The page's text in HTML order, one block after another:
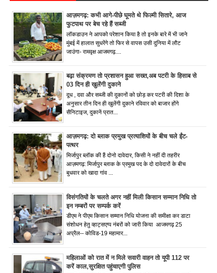
आज़मगढ़: कभी आगे-पीछे घूमते थे फिल्मी सितारे, आज
फुटपाथ पर बेच रहे हैं सब्जी
लॉकडाउन ने आपको परेशान किया है तो इनके बारे में भी जाने
मुंबई में हालात सुधरेंगे तो फिर से वापस उसी दुनिया में लौट
जाउंगा- रामवृक्ष आजमगढ़....
बढ़ा संक्रमण तो प्रशासन हुआ सख्त,अब पटरी के हिसाब से
03 दिन ही खुलेंगी दुकाने
दूध , दवा और सब्जी की दुकानों को छोड़ कर पटरी की दिशा के
अनुसार तीन दिन ही खुलेंगी दुकाने रविवार को बाजार होंगे
सैनिटाइज, दुकानें प्रात...
आज़मगढ़: दो ब्लाक प्रमुख प्रत्याशियों के बीच चले ईंट-
पत्थर
मिर्जापुर ब्लॉक की हैं दोनो दावेदार, किसी ने नहीं दी तहरीर
आज़मगढ़: मिर्जापुर ब्लाक के प्रमुख पद के दो दावेदारों के बीच
बुधवार को खादा गांव ...
विसंगतियों के चलते अगर नहीं मिली किसान सम्मान निधि तो
इन नम्बरों पर सम्पर्क करें
डीएम ने पीएम किसान सम्मान निधि योजना की समीक्षा कर डाटा
संशोधन हेतु व्हाट्सएप्प नंबरों को जारी किया आजमगढ़ 25
अप्रैल-- कोविड-19 महामार...
महिलाओं को रात में न मिले सवारी वाहन तो यूपी 112 पर
करें काल,सुरक्षित पहुंचाएगी पुलिस